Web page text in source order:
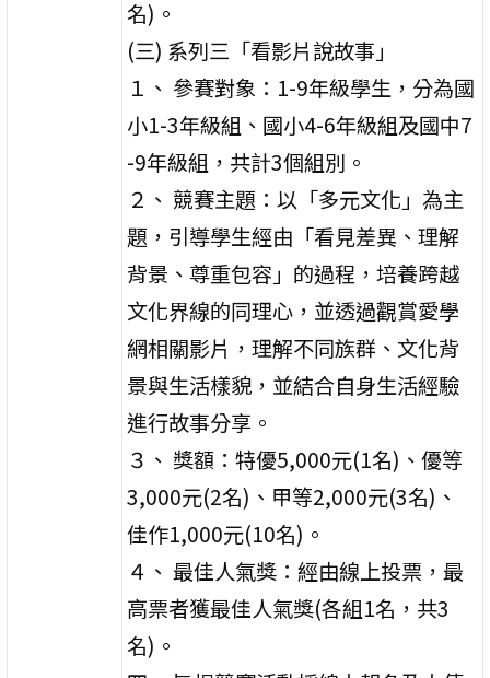
名)。
(三) 系列三「看影片說故事」
１、 參賽對象：1-9年級學生，分為國
小1-3年級組、國小4-6年級組及國中7
-9年級組，共計3個組別。
２、 競賽主題：以「多元文化」為主
題，引導學生經由「看見差異、理解
背景、尊重包容」的過程，培養跨越
文化界線的同理心，並透過觀賞愛學
網相關影片，理解不同族群、文化背
景與生活樣貌，並結合自身生活經驗
進行故事分享。
３、 獎額：特優5,000元(1名)、優等
3,000元(2名)、甲等2,000元(3名)、
佳作1,000元(10名)。
４、 最佳人氣獎：經由線上投票，最
高票者獲最佳人氣獎(各組1名，共3
名)。